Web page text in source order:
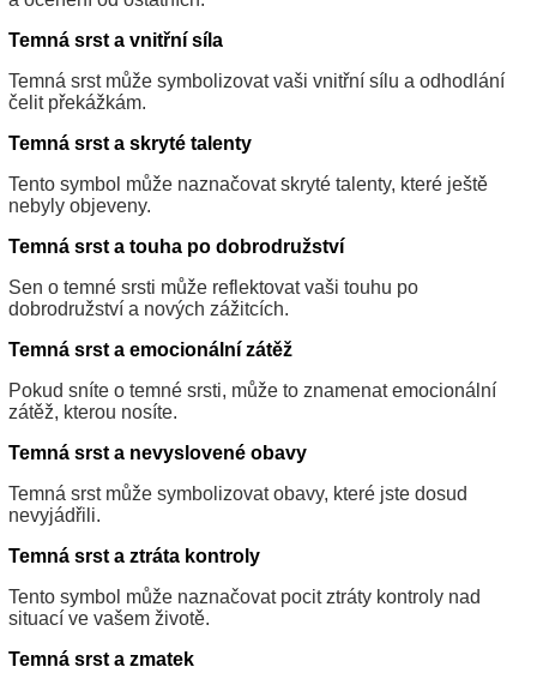
Temná srst a vnitřní síla
Temná srst může symbolizovat vaši vnitřní sílu a odhodlání
čelit překážkám.
Temná srst a skryté talenty
Tento symbol může naznačovat skryté talenty, které ještě
nebyly objeveny.
Temná srst a touha po dobrodružství
Sen o temné srsti může reflektovat vaši touhu po
dobrodružství a nových zážitcích.
Temná srst a emocionální zátěž
Pokud sníte o temné srsti, může to znamenat emocionální
zátěž, kterou nosíte.
Temná srst a nevyslovené obavy
Temná srst může symbolizovat obavy, které jste dosud
nevyjádřili.
Temná srst a ztráta kontroly
Tento symbol může naznačovat pocit ztráty kontroly nad
situací ve vašem životě.
Temná srst a zmatek